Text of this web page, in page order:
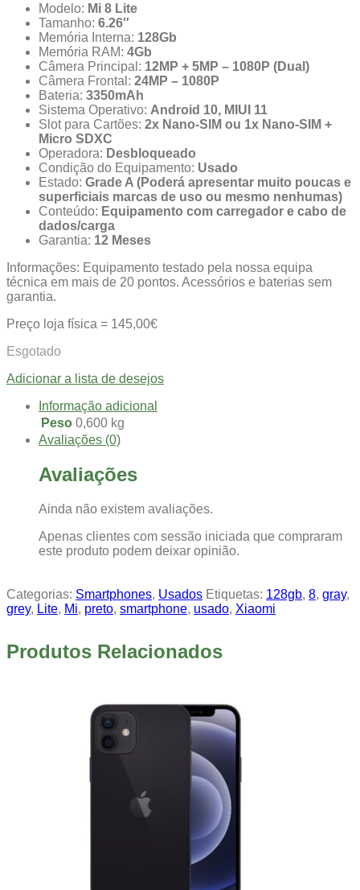
Modelo: Mi 8 Lite
Tamanho: 6.26″
Memória Interna: 128Gb
Memória RAM: 4Gb
Câmera Principal: 12MP + 5MP – 1080P (Dual)
Câmera Frontal: 24MP – 1080P
Bateria: 3350mAh
Sistema Operativo: Android 10, MIUI 11
Slot para Cartões: 2x Nano-SIM ou 1x Nano-SIM +
Micro SDXC
Operadora: Desbloqueado
Condição do Equipamento: Usado
Estado: Grade A (Poderá apresentar muito poucas e
superficiais marcas de uso ou mesmo nenhumas)
Conteúdo: Equipamento com carregador e cabo de
dados/carga
Garantia: 12 Meses
Informações: Equipamento testado pela nossa equipa
técnica em mais de 20 pontos. Acessórios e baterias sem
garantia.
Preço loja física = 145,00€
Esgotado
Adicionar a lista de desejos
Informação adicional
Peso 0,600 kg
Avaliações (0)
Avaliações
Ainda não existem avaliações.
Apenas clientes com sessão iniciada que compraram
este produto podem deixar opinião.
Categorias: Smartphones, Usados Etiquetas: 128gb, 8, gray,
grey, Lite, Mi, preto, smartphone, usado, Xiaomi
Produtos Relacionados